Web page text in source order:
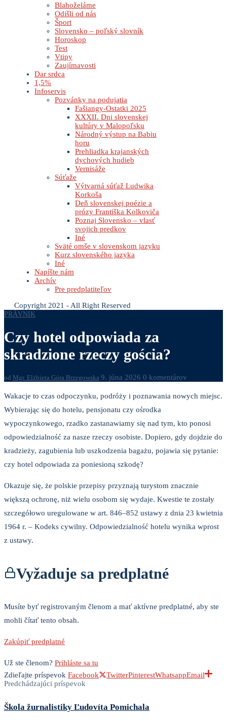
Blahoželáme
Odišli od nás
Šport
Slovensko – poľský slovník
Horoskop
Test
Vtipy
Zaujímavosti
Dar srdca
1,5%
Infoservis
Pozvánky na podujatia
Fašiangy-Ostatki 2025
XXXII. Dni slovenskej
kultúry v Malopoľsku
Národný výstup na Babiu
horu
Prehliadka krajanských
dychových hudieb
Vernisáže
Súťaže
Výtvarná súťaž Ludwika
Korkoša
Deň slovenskej poézie a
prózy Františka Kolkoviča
Poznaj Slovensko – vlasť
svojich predkov
Iné
Sväté omše v slovenskom jazyku
Kurz slovenského jazyka
Iné
Napíšte nám
Archív
Pre predplatiteľov
Copyright 2021 - All Right Reserved
PRÁVNIK
Czy hotel odpowiada za
skradzione rzeczy gościa?
od Mgr. Elżbieta Góra Brzegowska 9. júna 2026 0 komentárov
Wakacje to czas odpoczynku, podróży i poznawania nowych miejsc.
Wybierając się do hotelu, pensjonatu czy ośrodka
wypoczynkowego, rzadko zastanawiamy się nad tym, kto ponosi
odpowiedzialność za nasze rzeczy osobiste. Dopiero, gdy dojdzie do
kradzieży, zagubienia lub uszkodzenia bagażu, pojawia się pytanie:
czy hotel odpowiada za poniesioną szkodę?
Okazuje się, że polskie przepisy przyznają turystom znacznie
większą ochronę, niż wielu osobom się wydaje. Kwestie te zostały
szczegółowo uregulowane w art. 846–852 ustawy z dnia 23 kwietnia
1964 r. – Kodeks cywilny. Odpowiedzialność hotelu wynika wprost
z ustawy.
Vyžaduje sa predplatné
Musíte byť registrovaným členom a mať aktívne predplatné, aby ste
mohli čítať tento obsah.
Zakúpiť predplatné
Už ste členom? Prihláste sa tu
Zdieľajte príspevok Facebook TwitterPinterestWhatsappEmail
Predchádzajúci príspevok
Škola žurnalistiky Ľudovíta Pomichala